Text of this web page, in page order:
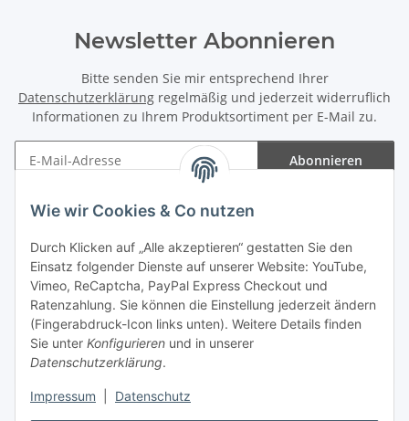
Wie wir Cookies & Co nutzen
Durch Klicken auf „Alle akzeptieren“ gestatten Sie den
Einsatz folgender Dienste auf unserer Website: YouTube,
Vimeo, ReCaptcha, PayPal Express Checkout und
Ratenzahlung. Sie können die Einstellung jederzeit ändern
(Fingerabdruck-Icon links unten). Weitere Details finden
Sie unter Konfigurieren und in unserer
Datenschutzerklärung.
Impressum Datenschutz
Newsletter Abonnieren
Bitte senden Sie mir entsprechend Ihrer
Datenschutzerklärung regelmäßig und jederzeit widerruflich
Informationen zu Ihrem Produktsortiment per E-Mail zu.
Abonnieren
Gesetzliche Informationen
Vertrag widerrufen